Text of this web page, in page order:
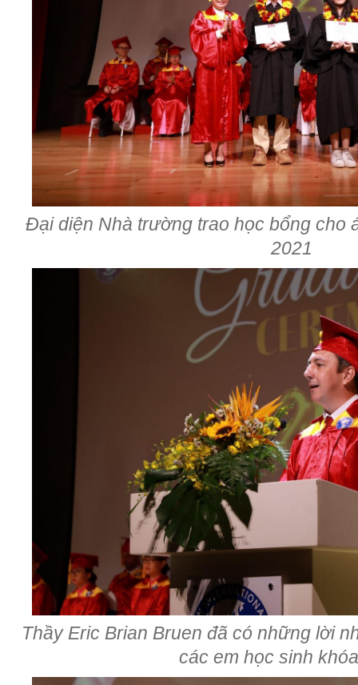
Đại diện Nhà trường trao học bổng cho
2021
Thầy Eric Brian Bruen đã có những lời
các em học sinh